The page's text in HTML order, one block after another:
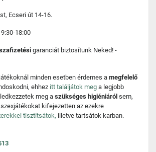
Ecseri út 14-16.
18:00
garanciát biztosítunk Neked! -
minden esetben érdemes a megfelelő
ehhez itt találjátok meg a legjobb
meg a szükséges higiéniáról sem,
kifejezetten az ezekre
tisztítsátok, illetve tartsátok karban.